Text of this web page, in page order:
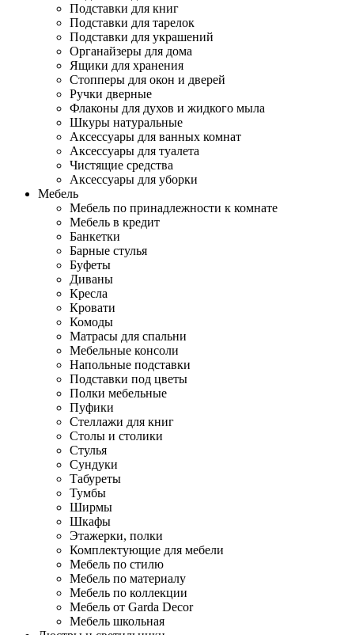
Подставки для книг
Подставки для тарелок
Подставки для украшений
Органайзеры для дома
Ящики для хранения
Стопперы для окон и дверей
Ручки дверные
Флаконы для духов и жидкого мыла
Шкуры натуральные
Аксессуары для ванных комнат
Аксессуары для туалета
Чистящие средства
Аксессуары для уборки
Мебель
Мебель по принадлежности к комнате
Мебель в кредит
Банкетки
Барные стулья
Буфеты
Диваны
Кресла
Кровати
Комоды
Матрасы для спальни
Мебельные консоли
Напольные подставки
Подставки под цветы
Полки мебельные
Пуфики
Стеллажи для книг
Столы и столики
Стулья
Сундуки
Табуреты
Тумбы
Ширмы
Шкафы
Этажерки, полки
Комплектующие для мебели
Мебель по стилю
Мебель по материалу
Мебель по коллекции
Мебель от Garda Decor
Мебель школьная